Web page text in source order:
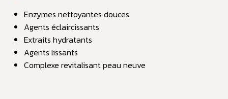
Enzymes nettoyantes douces
Agents éclaircissants
Extraits hydratants
Agents lissants
Complexe revitalisant peau neuve